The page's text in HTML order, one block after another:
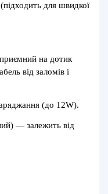
для швидкої
на дотик
від заломів і
(до 12W).
— залежить від